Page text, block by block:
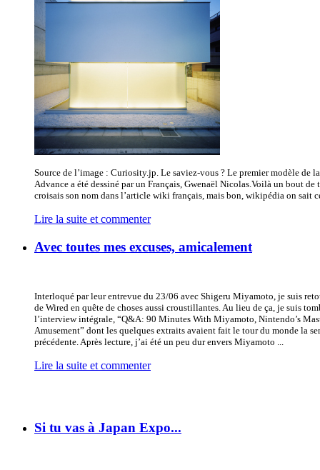
Source de l’image : Curiosity.jp. Le saviez-vous ? Le premier modèle de
Advance a été dessiné par un Français, Gwenaël Nicolas.Voilà un bout de
croisais son nom dans l’article wiki français, mais bon, wikipédia on sait
Lire la suite et commenter
Avec toutes mes excuses, amicalement
Interloqué par leur entrevue du 23/06 avec Shigeru Miyamoto, je suis
de Wired en quête de choses aussi croustillantes. Au lieu de ça, je suis
l’interview intégrale, “Q&A: 90 Minutes With Miyamoto, Nintendo’s
Amusement” dont les quelques extraits avaient fait le tour du monde la
précédente. Après lecture, j’ai été un peu dur envers Miyamoto ...
Lire la suite et commenter
Si tu vas à Japan Expo...